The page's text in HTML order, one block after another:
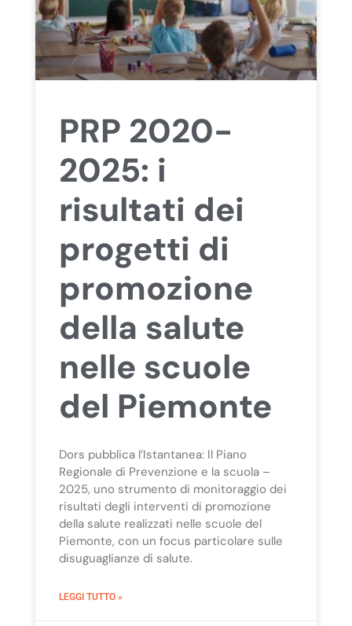
PRP 2020-
2025: i
risultati dei
progetti di
promozione
della salute
nelle scuole
del Piemonte
Dors pubblica l’Istantanea: Il Piano
Regionale di Prevenzione e la scuola –
2025, uno strumento di monitoraggio dei
risultati degli interventi di promozione
della salute realizzati nelle scuole del
Piemonte, con un focus particolare sulle
disuguaglianze di salute.
LEGGI TUTTO »